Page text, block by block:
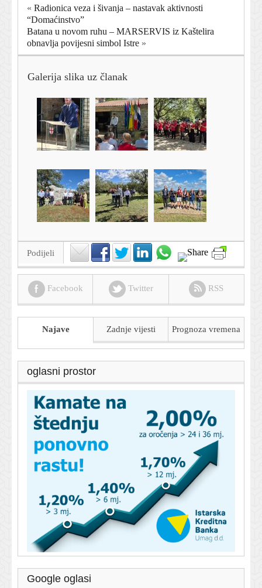
« Radionica veza i šivanja – nastavak aktivnosti
“Domaćinstvo”
Batana u novom ruhu – MARSERVIS iz Kaštelira
obnavlja povijesni simbol Istre »
Galerija slika uz članak
Podijeli
Facebook Twitter RSS
Najave Zadnje vijesti Prognoza vremena
oglasni prostor
Google oglasi